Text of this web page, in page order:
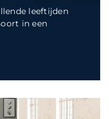
leeftijden
in een